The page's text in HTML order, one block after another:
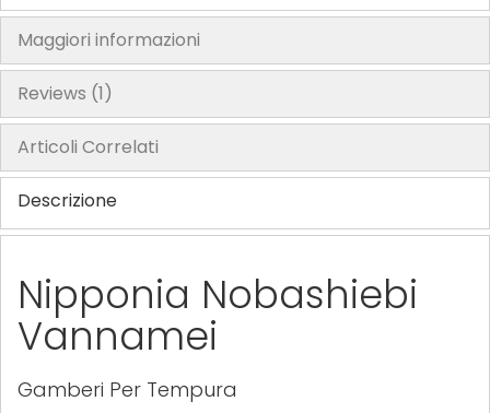
e
y
Maggiori informazioni
Reviews 1
Articoli Correlati
Descrizione
Nipponia Nobashiebi
Vannamei
Gamberi Per Tempura